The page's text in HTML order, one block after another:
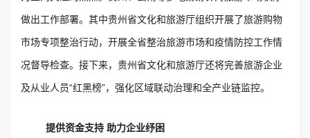
做出工作部署。其中贵州省文化和旅游厅组织开展了旅游购物
市场专项整治行动，开展全省整治旅游市场和疫情防控工作情
况督导检查。接下来，贵州省文化和旅游厅还将完善旅游企业
及从业人员“红黑榜”，强化区域联动治理和全产业链监控。
提供资金支持 助力企业纾困